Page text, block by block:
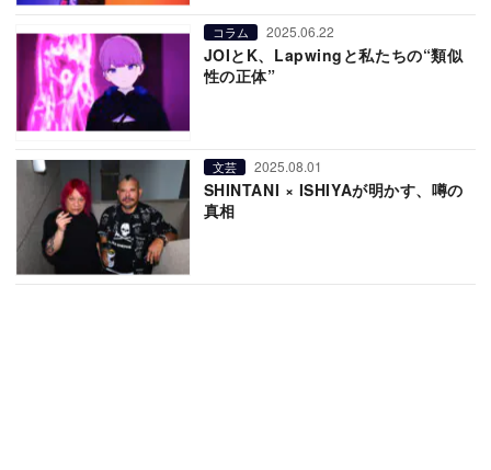
コラム 2025.06.22
JOIとK、Lapwingと私たちの“類似
性の正体”
文芸 2025.08.01
SHINTANI × ISHIYAが明かす、噂の
真相